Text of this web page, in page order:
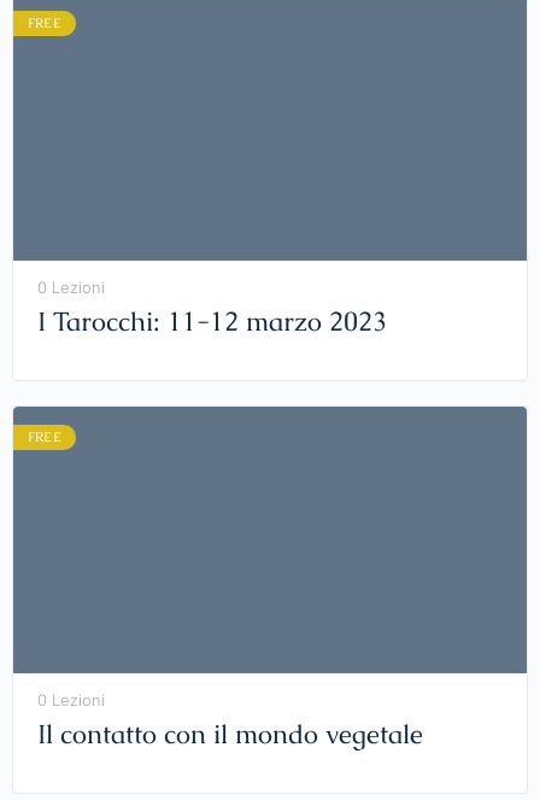
FREE
0 Lezioni
I Tarocchi: 11-12 marzo 2023
FREE
0 Lezioni
Il contatto con il mondo vegetale